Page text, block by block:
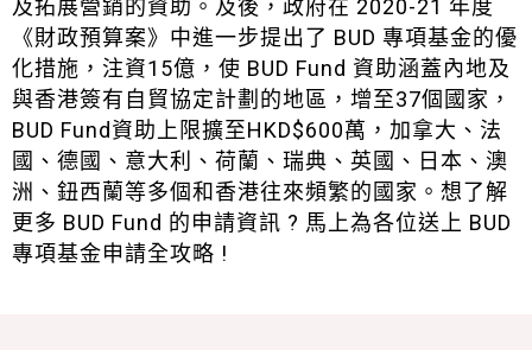
及拓展營銷的資助。及後，政府在 2020-21 年度
《財政預算案》中進一步提出了 BUD 專項基金的優
化措施，注資15億，使 BUD Fund 資助涵蓋內地及
與香港簽有自貿協定計劃的地區，增至37個國家，
BUD Fund資助上限擴至HKD$600萬，加拿大、法
國、德國、意大利、荷蘭、瑞典、英國、日本、澳
洲、鈕西蘭等多個和香港往來頻繁的國家。想了解
更多 BUD Fund 的申請資訊 ? 馬上為各位送上 BUD
專項基金申請全攻略 !